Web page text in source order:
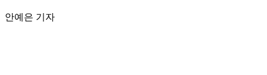
안예은 기자